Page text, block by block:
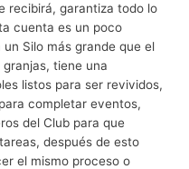
recibirá, garantiza todo lo
cuenta es un poco
Silo más grande que el
tiene una
listos para ser revividos,
completar eventos,
del Club para que
después de esto
el mismo proceso o